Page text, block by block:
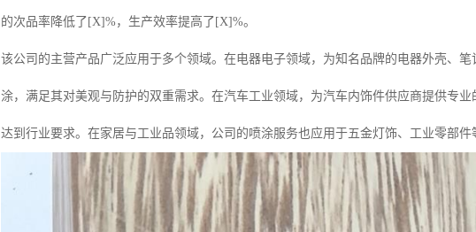
的次品率降低了[X]%，生产效率提高了[X]%。
该公司的主营产品广泛应用于多个领域。在电器电子领域，为知名品牌的电器外壳、
涂，满足其对美观与防护的双重需求。在汽车工业领域，为汽车内饰件供应商提供专
达到行业要求。在家居与工业品领域，公司的喷涂服务也应用于五金灯饰、工业零部件